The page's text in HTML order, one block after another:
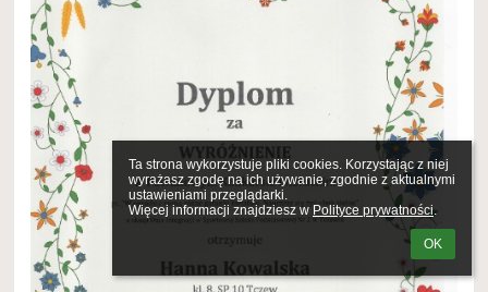
Ta strona wykorzystuje pliki cookies. Korzystając z niej
wyrażasz zgodę na ich używanie, zgodnie z aktualnymi
ustawieniami przeglądarki.
Więcej informacji znajdziesz w Polityce prywatności.
OK